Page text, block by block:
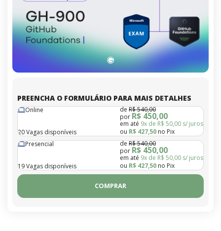
PREENCHA O FORMULÁRIO PARA MAIS DETALHES
Online
20 Vagas disponíveis
deR$ 540,00
por R$ 450,00
em até 9x de R$ 50,00 s/ juros
ou R$ 427,50 no Pix
Presencial
19 Vagas disponíveis
deR$ 540,00
por R$ 450,00
em até 9x de R$ 50,00 s/ juros
ou R$ 427,50 no Pix
COMPRAR